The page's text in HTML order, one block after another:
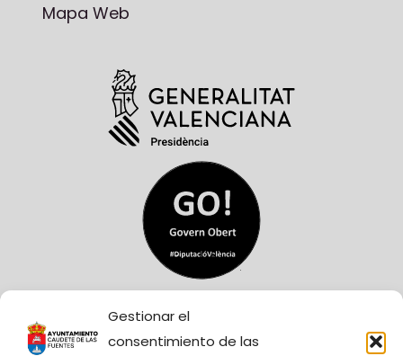
Gestionar el
consentimiento de las
Mapa Web